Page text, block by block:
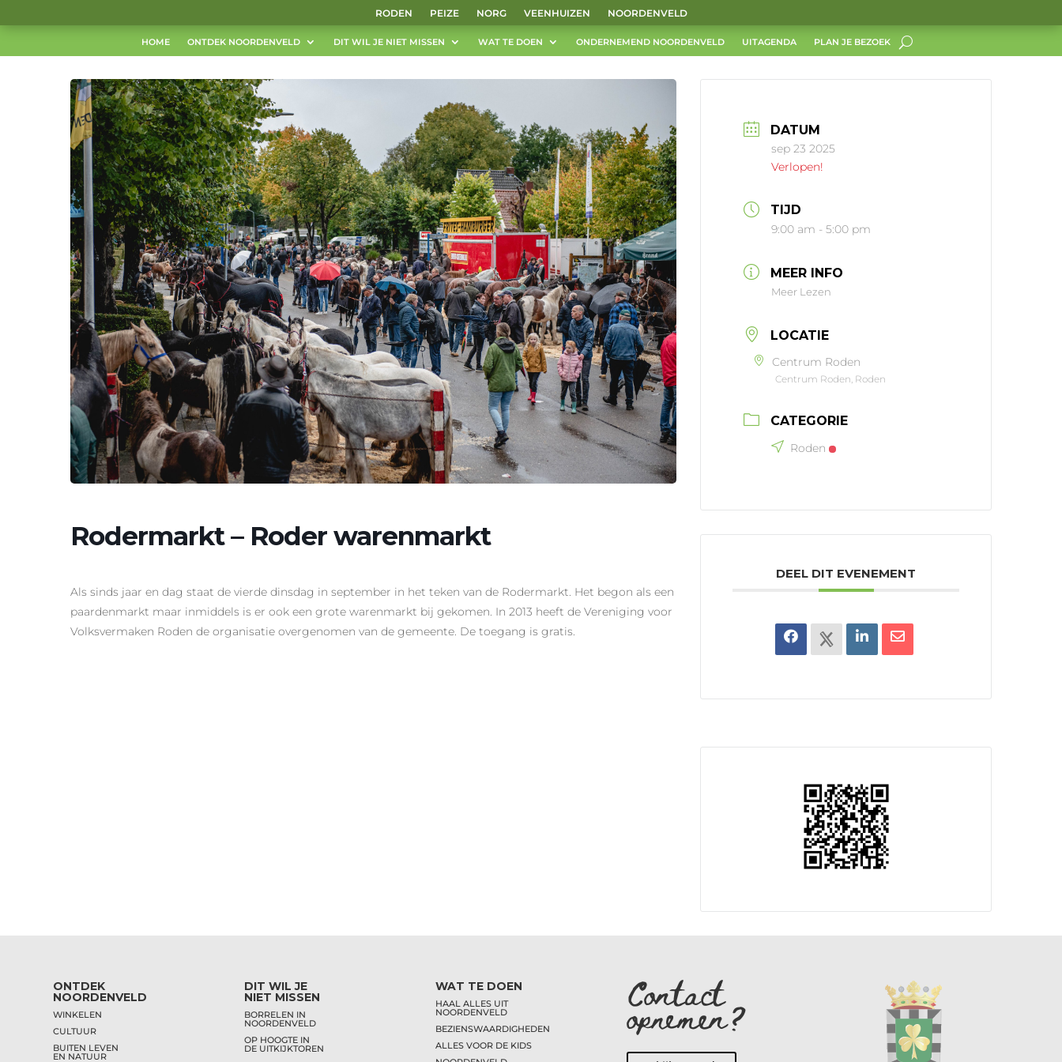
RODEN PEIZE NORG VEENHUIZEN NOORDENVELD
HOME ONTDEK NOORDENVELD DIT WIL JE NIET MISSEN WAT TE DOEN ONDERNEMEND NOORDENVELD UITAGENDA PLAN JE BEZOEK
Rodermarkt – Roder warenmarkt
Als sinds jaar en dag staat de vierde dinsdag in september in het teken van de Rodermarkt. Het begon als een
paardenmarkt maar inmiddels is er ook een grote warenmarkt bij gekomen. In 2013 heeft de Vereniging voor
Volksvermaken Roden de organisatie overgenomen van de gemeente. De toegang is gratis.
DATUM
sep 23 2025
Verlopen!
TIJD
9:00 am - 5:00 pm
MEER INFO
Meer Lezen
LOCATIE
Centrum Roden
Centrum Roden, Roden
CATEGORIE
Roden
DEEL DIT EVENEMENT
ONTDEK
NOORDENVELD
WINKELEN
CULTUUR
BUITEN LEVEN
EN NATUUR
DIT WIL JE
NIET MISSEN
BORRELEN IN
NOORDENVELD
OP HOOGTE IN
DE UITKIJKTOREN
WAT TE DOEN
HAAL ALLES UIT
NOORDENVELD
BEZIENSWAARDIGHEDEN
ALLES VOOR DE KIDS
Contact
opnemen?